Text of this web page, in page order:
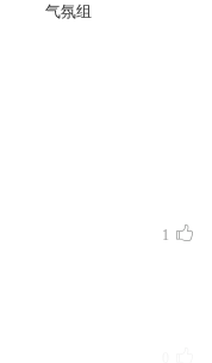
气氛组
1